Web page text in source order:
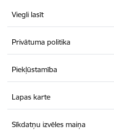
Viegli lasīt
Privātuma politika
Piekļūstamība
Lapas karte
Sīkdatņu izvēles maiņa